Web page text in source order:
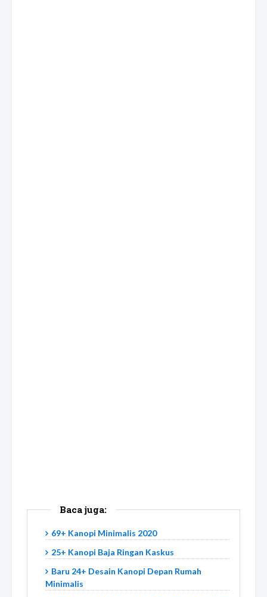
Baca juga:
69+ Kanopi Minimalis 2020
25+ Kanopi Baja Ringan Kaskus
Baru 24+ Desain Kanopi Depan Rumah
Minimalis